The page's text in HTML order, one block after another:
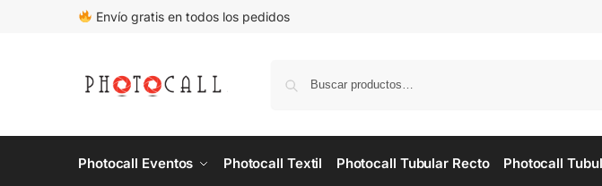
Envío gratis en todos los pedidos
Photocall Eventos Photocall Textil Photocall Tubular Recto Photocall